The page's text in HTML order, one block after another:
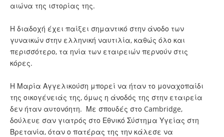
αιώνα της ιστορίας της.
Η διαδοχή έχει παίξει σημαντικό στην άνοδο των
γυναικών στην ελληνική ναυτιλία, καθώς όλο και
περισσότερο, τα ηνία των εταιρειών περνούν στις
κόρες.
Η Μαρία Αγγελικούση μπορεί να ήταν το μοναχοπαίδι
της οικογένειάς της, όμως η άνοδός της στην εταιρεία
δεν ήταν αυτονόητη. Με σπουδές στο Cambridge,
δούλευε σαν γιατρός στο Εθνικό Σύστημα Υγείας στη
Βρετανία, όταν ο πατέρας της την κάλεσε να